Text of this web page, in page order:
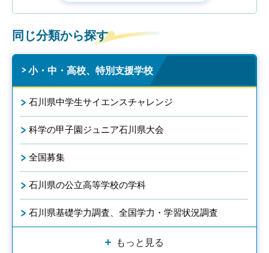
同じ分類から探す
小・中・高校、特別支援学校
石川県中学生サイエンスチャレンジ
科学の甲子園ジュニア石川県大会
全国募集
石川県の公立高等学校の学科
石川県基礎学力調査、全国学力・学習状況調査
もっと見る